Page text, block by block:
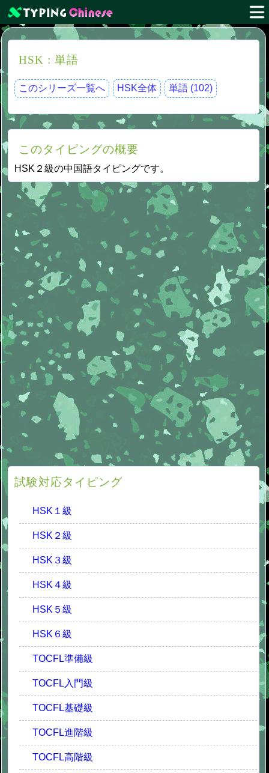
HSK : 単語
このシリーズ一覧へ HSK全体 単語 (102)
このタイピングの概要
HSK２級の中国語タイピングです。
試験対応タイピング
HSK１級
HSK２級
HSK３級
HSK４級
HSK５級
HSK６級
TOCFL準備級
TOCFL入門級
TOCFL基礎級
TOCFL進階級
TOCFL高階級